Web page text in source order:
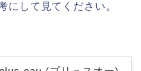
にして見てください。